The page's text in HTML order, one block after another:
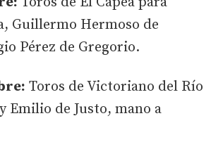
Guillermo Hermoso de
Pérez de Gregorio.
Toros de Victoriano del Río
Emilio de Justo, mano a